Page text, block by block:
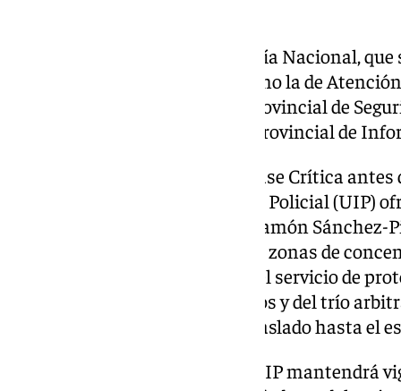
El servicio diseñado por la Policía Nacional,
Precrítica, incluye unidades como la de
Reacción (UPR) de la Brigada Provincial de
como miembros de la Brigada Provincial de
El domingo dará comienzo la Fase Crítica
de la IV Unidad de Intervención Policial (UIP)
en los alrededores del estadio Ramón
de Caballería, especialmente en zonas de
acción se complementará con el servicio de
concentración de ambos equipos y del trío
los mismos y en su posterior traslado hasta el
Una vez iniciado el partido, la UIP mantendrá